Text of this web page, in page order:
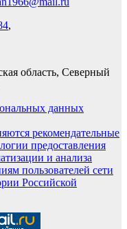
,
область, Северный
данных
рекомендательные
предоставления
и анализа
пользователей сети
Российской